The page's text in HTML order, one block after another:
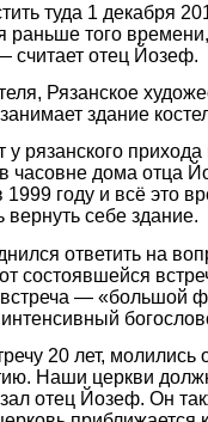
туда 1 декабря
раньше того
считает отец Йозеф.
Рязанское
здание
рязанского прихода
в часовне дома отца
1999 году и всё это
вернуть себе здание.
ответить на
состоявшейся
— «большой
20 лет, молились
Наши церкви
отец Йозеф. Он